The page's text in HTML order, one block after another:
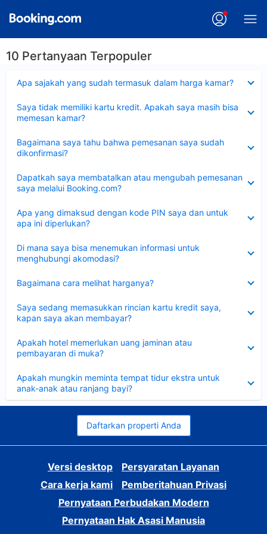
10 Pertanyaan Terpopuler
Apa sajakah yang sudah termasuk dalam harga kamar?
Saya tidak memiliki kartu kredit. Apakah saya masih bisa
memesan kamar?
Bagaimana saya tahu bahwa pemesanan saya sudah
dikonfirmasi?
Dapatkah saya membatalkan atau mengubah pemesanan
saya melalui Booking.com?
Apa yang dimaksud dengan kode PIN saya dan untuk
apa ini diperlukan?
Di mana saya bisa menemukan informasi untuk
menghubungi akomodasi?
Bagaimana cara melihat harganya?
Saya sedang memasukkan rincian kartu kredit saya,
kapan saya akan membayar?
Apakah hotel memerlukan uang jaminan atau
pembayaran di muka?
Apakah mungkin meminta tempat tidur ekstra untuk
anak-anak atau ranjang bayi?
Daftarkan properti Anda
Versi desktop
Persyaratan Layanan
Cara kerja kami
Pemberitahuan Privasi
Pernyataan Perbudakan Modern
Pernyataan Hak Asasi Manusia